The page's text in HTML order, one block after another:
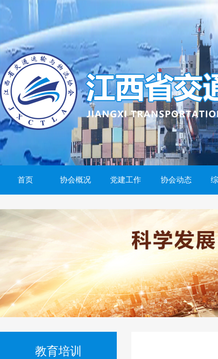
首页 协会概况 党建工作 协会动态
教育培训